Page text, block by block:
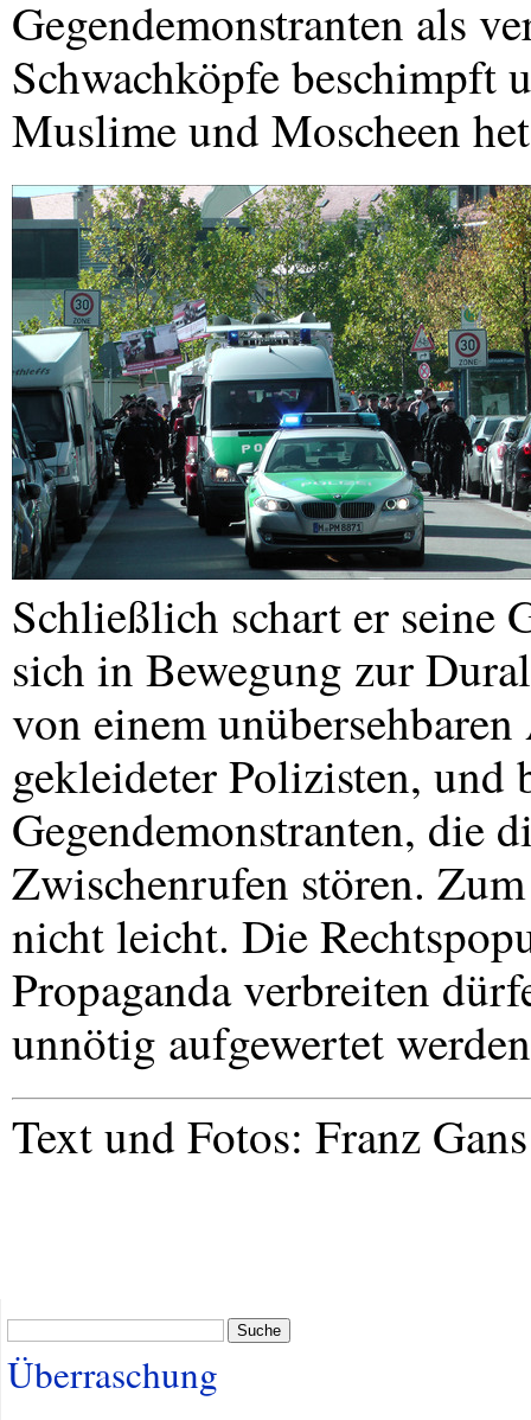
Gegendemonstranten als
Schwachköpfe beschimpft
Muslime und Moscheen
Schließlich schart er seine
sich in Bewegung zur
von einem
gekleideter Polizisten, und
Gegendemonstranten, die
Zwischenrufen stören.
nicht leicht. Die
Propaganda verbreiten
unnötig aufgewertet
Text und Fotos: Franz Gans
Suche
Überraschung